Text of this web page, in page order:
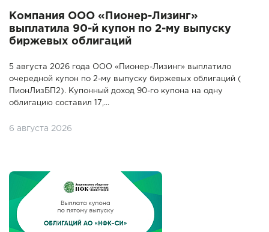
Компания ООО «Пионер-Лизинг»
выплатила 90-й купон по 2-му выпуску
биржевых облигаций
5 августа 2026 года ООО «Пионер-Лизинг» выплатило
очередной купон по 2-му выпуску биржевых облигаций (
ПионЛизБП2). Купонный доход 90-го купона на одну
облигацию составил 17,...
6 августа 2026